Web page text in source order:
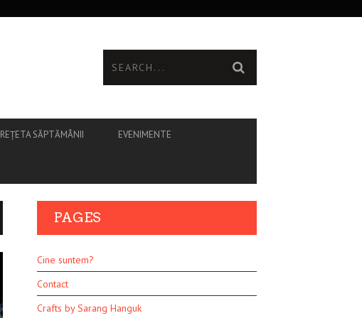
REȚETA SĂPTĂMÂNII EVENIMENTE
PAGES
Cine suntem?
Contact
Crafts by Sarang Hanguk